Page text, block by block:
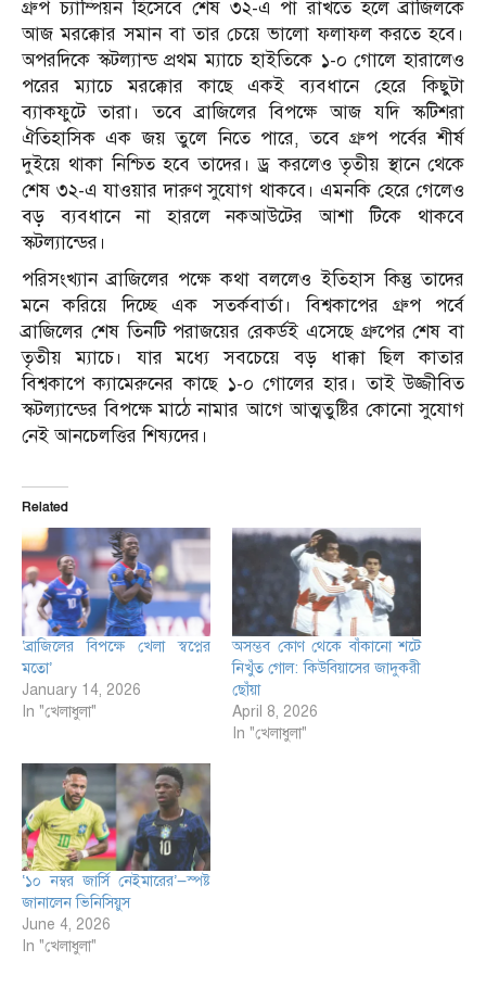
গ্রুপ চ্যাম্পিয়ন হিসেবে শেষ ৩২-এ পা রাখতে হলে ব্রাজিলকে
আজ মরক্কোর সমান বা তার চেয়ে ভালো ফলাফল করতে হবে।
অপরদিকে স্কটল্যান্ড প্রথম ম্যাচে হাইতিকে ১-০ গোলে হারালেও
পরের ম্যাচে মরক্কোর কাছে একই ব্যবধানে হেরে কিছুটা
ব্যাকফুটে তারা। তবে ব্রাজিলের বিপক্ষে আজ যদি স্কটিশরা
ঐতিহাসিক এক জয় তুলে নিতে পারে, তবে গ্রুপ পর্বের শীর্ষ
দুইয়ে থাকা নিশ্চিত হবে তাদের। ড্র করলেও তৃতীয় স্থানে থেকে
শেষ ৩২-এ যাওয়ার দারুণ সুযোগ থাকবে। এমনকি হেরে গেলেও
বড় ব্যবধানে না হারলে নকআউটের আশা টিকে থাকবে
স্কটল্যান্ডের।
পরিসংখ্যান ব্রাজিলের পক্ষে কথা বললেও ইতিহাস কিন্তু তাদের
মনে করিয়ে দিচ্ছে এক সতর্কবার্তা। বিশ্বকাপের গ্রুপ পর্বে
ব্রাজিলের শেষ তিনটি পরাজয়ের রেকর্ডই এসেছে গ্রুপের শেষ বা
তৃতীয় ম্যাচে। যার মধ্যে সবচেয়ে বড় ধাক্কা ছিল কাতার
বিশ্বকাপে ক্যামেরুনের কাছে ১-০ গোলের হার। তাই উজ্জীবিত
স্কটল্যান্ডের বিপক্ষে মাঠে নামার আগে আত্মতুষ্টির কোনো সুযোগ
নেই আনচেলত্তির শিষ্যদের।
Related
‘ব্রাজিলের বিপক্ষে খেলা স্বপ্নের
মতো’
January 14, 2026
In "খেলাধুলা"
অসম্ভব কোণ থেকে বাঁকানো শটে
নিখুঁত গোল: কিউবিয়াসের জাদুকরী
ছোঁয়া
April 8, 2026
In "খেলাধুলা"
‘১০ নম্বর জার্সি নেইমারের’—স্পষ্ট
জানালেন ভিনিসিয়ুস
June 4, 2026
In "খেলাধুলা"